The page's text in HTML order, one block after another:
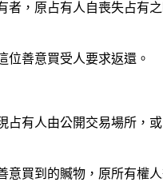
，原占有人自喪失占有
位善意買受人要求返還。
有人由公開交易場所，
意買到的贓物，原所有權